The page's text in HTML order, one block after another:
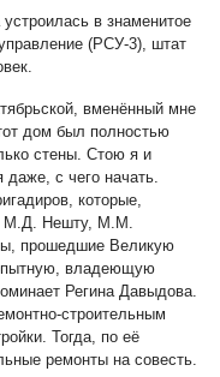
в знаменитое
(РСУ-3), штат
вменённый мне
дом был полностью
стены. Стою я и
даже, с чего начать.
которые,
М.Д. Нешту, М.М.
прошедшие Великую
владеющую
Регина Давыдова.
строительным
Тогда, по её
ремонты на совесть.